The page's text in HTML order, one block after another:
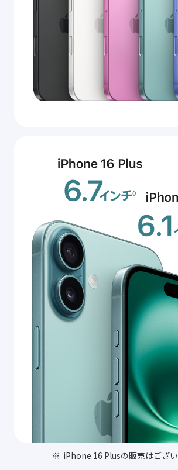
iPhone 16 Plusの販売はござい